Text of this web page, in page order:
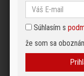
Súhlasím s
že som sa